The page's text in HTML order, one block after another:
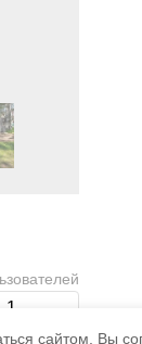
сайтом, Вы
1